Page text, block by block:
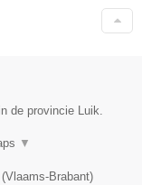
de provincie Luik.
▼
(Vlaams-Brabant)